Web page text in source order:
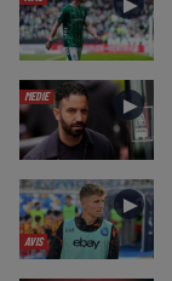
►
MEDIE ►
AVIS
►